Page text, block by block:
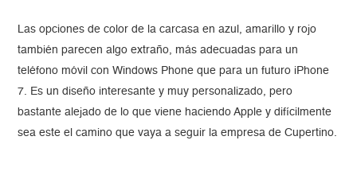
Las opciones de color de la carcasa en azul, amarillo y rojo
también parecen algo extraño, más adecuadas para un
teléfono móvil con Windows Phone que para un futuro iPhone
7. Es un diseño interesante y muy personalizado, pero
bastante alejado de lo que viene haciendo Apple y difícilmente
sea este el camino que vaya a seguir la empresa de Cupertino.